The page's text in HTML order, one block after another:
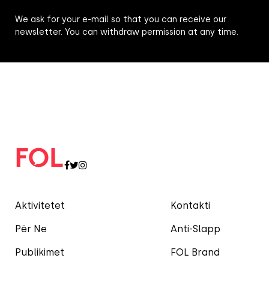
Aktivitetet
Për Ne
Publikimet
Kontakti
Anti-Slapp
FOL Brand
We ask for your e-mail so that you can receive our
newsletter. You can withdraw permission at any time.